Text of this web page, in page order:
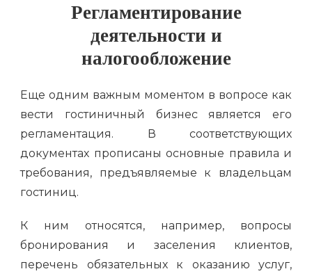
Регламентирование
деятельности и
налогообложение
Еще одним важным моментом в вопросе как
вести гостиничный бизнес является его
регламентация. В соответствующих
документах прописаны основные правила и
требования, предъявляемые к владельцам
гостиниц.
К ним относятся, например, вопросы
бронирования и заселения клиентов,
перечень обязательных к оказанию услуг,